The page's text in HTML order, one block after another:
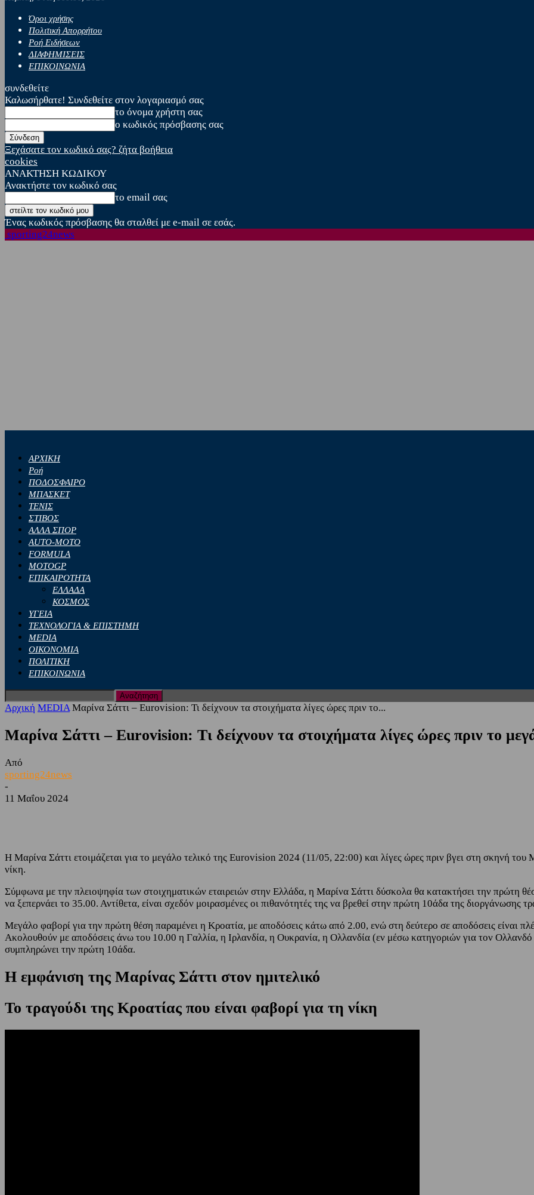
Όροι χρήσης
Πολιτική Απορρήτου
Ροή Ειδήσεων
ΔΙΑΦΗΜΙΣΕΙΣ
ΕΠΙΚΟΙΝΩΝΙΑ
συνδεθείτε
Καλωσήρθατε! Συνδεθείτε στον λογαριασμό σας
το όνομα χρήστη σας
ο κωδικός πρόσβασης σας
Ξεχάσατε τον κωδικό σας? ζήτα βοήθεια
cookies
ΑΝΑΚΤΗΣΗ ΚΩΔΙΚΟΥ
Ανακτήστε τον κωδικό σας
το email σας
Ένας κωδικός πρόσβασης θα σταλθεί με e-mail σε εσάς.
sporting24news
ΑΡΧΙΚΗ
Ροή
ΠΟΔΟΣΦΑΙΡΟ
ΜΠΑΣΚΕΤ
ΤΕΝΙΣ
ΣΤΙΒΟΣ
ΑΛΛΑ ΣΠΟΡ
AUTO-MOTO
FORMULA
MOTOGP
ΕΠΙΚΑΙΡΟΤΗΤΑ
ΕΛΛΑΔΑ
ΚΟΣΜΟΣ
ΥΓΕΙΑ
ΤΕΧΝΟΛΟΓΙΑ & ΕΠΙΣΤΗΜΗ
MEDIA
ΟΙΚΟΝΟΜΙΑ
ΠΟΛΙΤΙΚΗ
ΕΠΙΚΟΙΝΩΝΙΑ
Αρχική MEDIA Μαρίνα Σάττι – Eurovision: Τι δείχνουν τα στοιχήματα λίγες ώρες πριν το...
Μαρίνα Σάττι – Eurovision: Τι δείχνουν τα στοιχήματα λίγες ώρες πριν το
Από
sporting24news
-
11 Μαΐου 2024
Η Μαρίνα Σάττι ετοιμάζεται για το μεγάλο τελικό της Eurovision 2024 (11/05, 22:00) και λίγες ώρες πριν βγει στη σκηνή του
νίκη.
Σύμφωνα με την πλειοψηφία των στοιχηματικών εταιρειών στην Ελλάδα, η Μαρίνα Σάττι δύσκολα θα κατακτήσει την πρώτη
να ξεπερνάει το 35.00. Αντίθετα, είναι σχεδόν μοιρασμένες οι πιθανότητές της να βρεθεί στην πρώτη 10άδα της διοργάνωσης
Μεγάλο φαβορί για την πρώτη θέση παραμένει η Κροατία, με αποδόσεις κάτω από 2.00, ενώ στη δεύτερο σε αποδόσεις είναι
Ακολουθούν με αποδόσεις άνω του 10.00 η Γαλλία, η Ιρλανδία, η Ουκρανία, η Ολλανδία (εν μέσω κατηγοριών για τον Ολλανδό
συμπληρώνει την πρώτη 10άδα.
Η εμφάνιση της Μαρίνας Σάττι στον ημιτελικό
Το τραγούδι της Κροατίας που είναι φαβορί για τη νίκη